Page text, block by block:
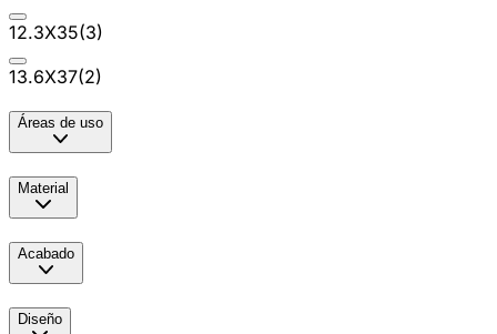
12.3X35(3)
13.6X37(2)
Áreas de uso
Material
Acabado
Diseño